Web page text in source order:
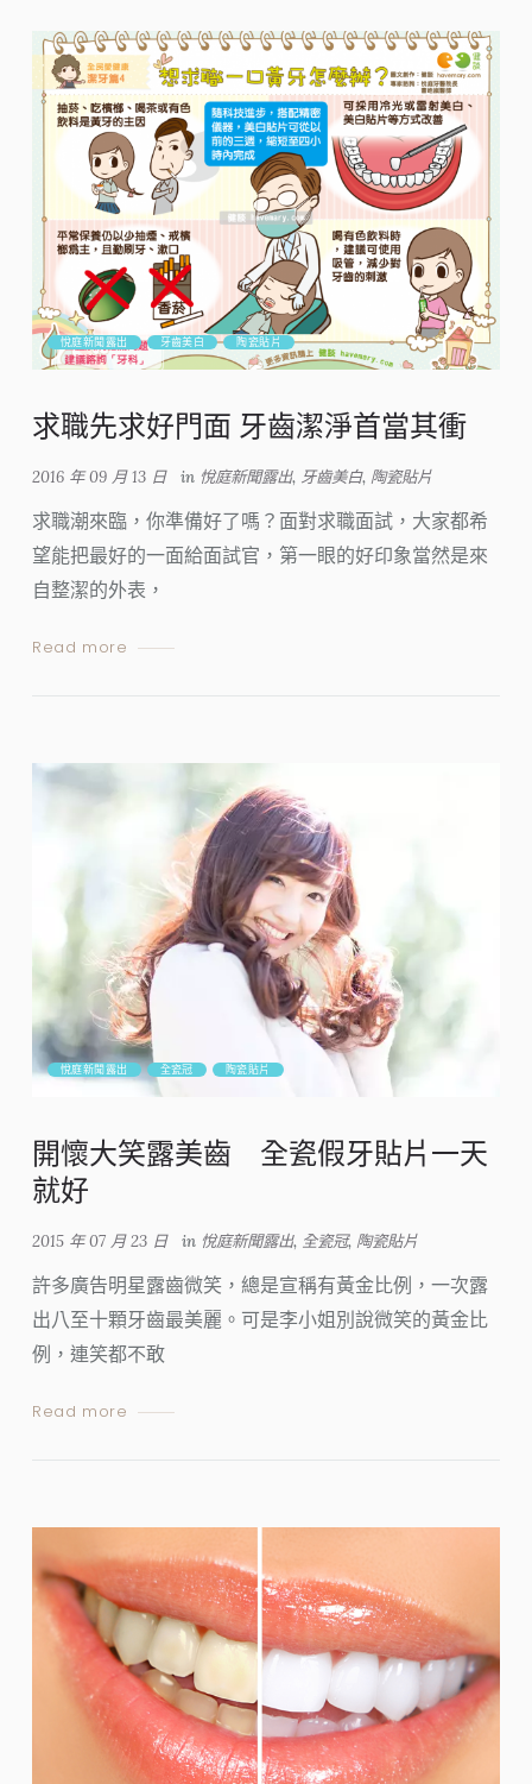
悅庭新聞露出 牙齒美白 陶瓷貼片
求職先求好門面 牙齒潔淨首當其衝
2016 年 09 月 13 日 in 悅庭新聞露出, 牙齒美白, 陶瓷貼片
求職潮來臨，你準備好了嗎？面對求職面試，大家都希
望能把最好的一面給面試官，第一眼的好印象當然是來
自整潔的外表，
Read more
悅庭新聞露出 全瓷冠 陶瓷貼片
開懷大笑露美齒 全瓷假牙貼片一天
就好
2015 年 07 月 23 日 in 悅庭新聞露出, 全瓷冠, 陶瓷貼片
許多廣告明星露齒微笑，總是宣稱有黃金比例，一次露
出八至十顆牙齒最美麗。可是李小姐別說微笑的黃金比
例，連笑都不敢
Read more